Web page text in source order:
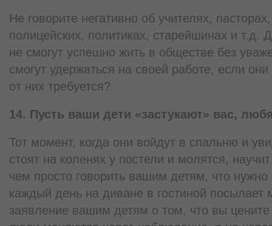
Не говорите негативно об учителях,
полицейских, политиках, старейшинах и т.д.
не смогут успешно жить в обществе без
смогут удержаться на своей работе, если
от них требуется?
14. Пусть ваши дети «застукают» вас,
Тот момент, когда они войдут в спальню и
стоят на коленях у постели и молятся,
чем просто говорить вашим детям, что
каждый день на диване в гостиной посылает
заявление вашим детям о том, что вы